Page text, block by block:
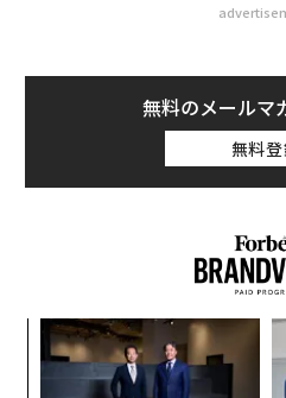
無料のメールマ
無料